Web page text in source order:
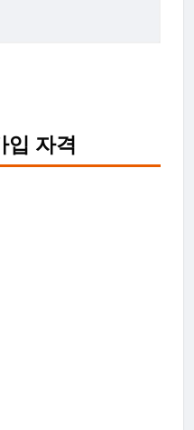
입 자격